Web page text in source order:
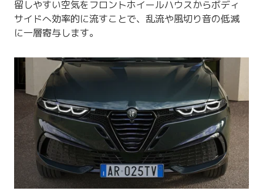
留しやすい空気をフロントホイールハウスからボディ
サイドへ効率的に流すことで、乱流や風切り音の低減
に一層寄与します。